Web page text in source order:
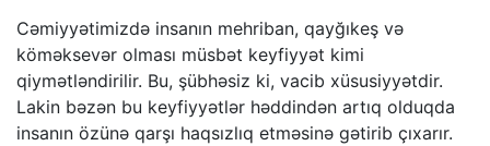
Cəmiyyətimizdə insanın mehriban, qayğıkeş və
köməksevər olması müsbət keyfiyyət kimi
qiymətləndirilir. Bu, şübhəsiz ki, vacib xüsusiyyətdir.
Lakin bəzən bu keyfiyyətlər həddindən artıq olduqda
insanın özünə qarşı haqsızlıq etməsinə gətirib çıxarır.